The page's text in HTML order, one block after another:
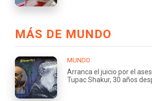
MÁS DE MUNDO
MUNDO
Arranca el juicio por el
Tupac Shakur, 30 años